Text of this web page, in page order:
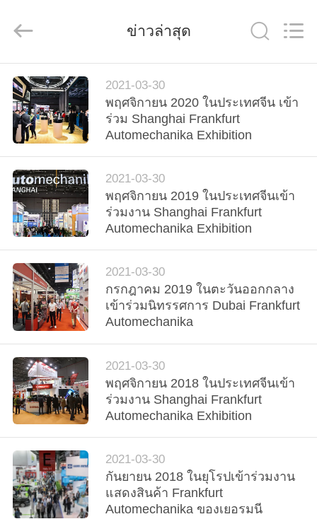
บ้าน
สินค้า
วิดีโอ
เกี่ยว
กับ
เรา
ทัวร์
โรงงาน
ควบคุม
คุณภาพ
Xinbeichen
International
All
Reserved.
ข่าวล่าสุด
2021-03-30
พฤศจิกายน 2020 ในประเทศจีน เข้า
ร่วม Shanghai Frankfurt
Automechanika Exhibition
2021-03-30
พฤศจิกายน 2019 ในประเทศจีนเข้า
ร่วมงาน Shanghai Frankfurt
Automechanika Exhibition
2021-03-30
กรกฎาคม 2019 ในตะวันออกกลาง
เข้าร่วมนิทรรศการ Dubai Frankfurt
Automechanika
2021-03-30
พฤศจิกายน 2018 ในประเทศจีนเข้า
ร่วมงาน Shanghai Frankfurt
Automechanika Exhibition
2021-03-30
กันยายน 2018 ในยุโรปเข้าร่วมงาน
แสดงสินค้า Frankfurt
Automechanika ของเยอรมนี